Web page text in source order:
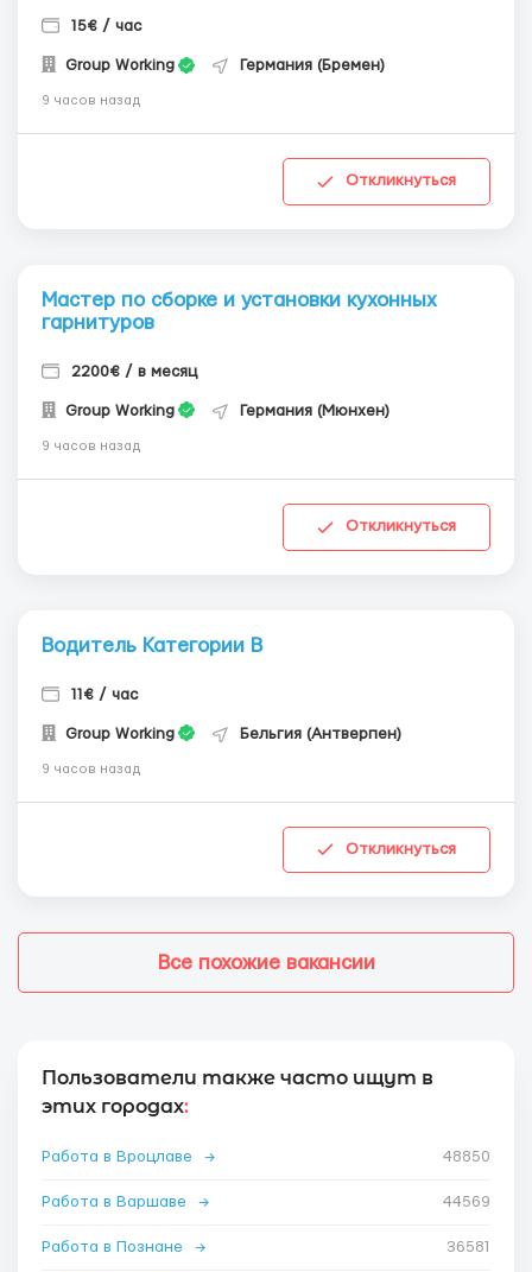
15€ / час
Group Working Германия (Бремен)
9 часов назад
Откликнуться
Мастер по сборке и установки кухонных
гарнитуров
2200€ / в месяц
Group Working Германия (Мюнхен)
9 часов назад
Откликнуться
Водитель Категории В
11€ / час
Group Working Бельгия (Антверпен)
9 часов назад
Откликнуться
Все похожие вакансии
Пользователи также часто ищут в
этих городах:
Работа в Вроцлаве → 48850
Работа в Варшаве → 44569
Работа в Познане → 36581